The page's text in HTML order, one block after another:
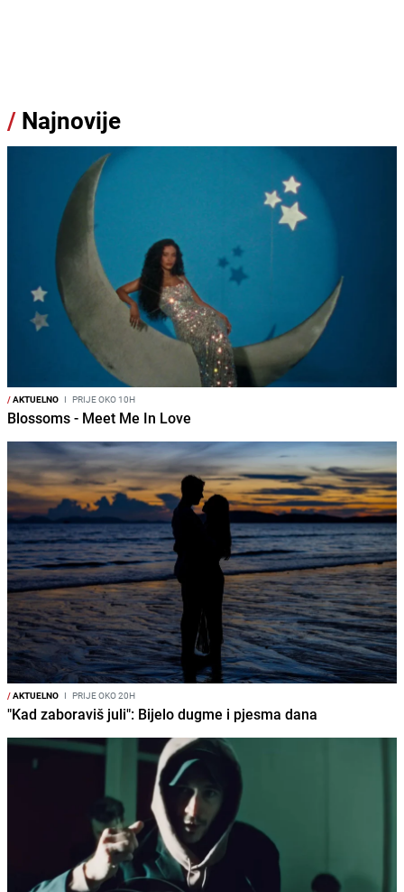
/ Najnovije
/AKTUELNO I PRIJE OKO 10H
Blossoms - Meet Me In Love
/AKTUELNO I PRIJE OKO 20H
"Kad zaboraviš juli": Bijelo dugme i pjesma dana